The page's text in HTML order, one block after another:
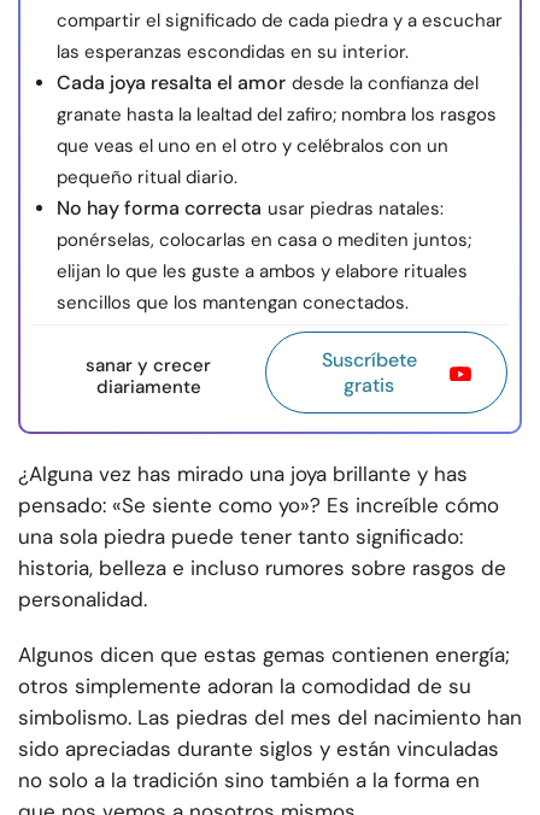
compartir el significado de cada piedra y a escuchar
las esperanzas escondidas en su interior.
Cada joya resalta el amor desde la confianza del
granate hasta la lealtad del zafiro; nombra los rasgos
que veas el uno en el otro y celébralos con un
pequeño ritual diario.
No hay forma correcta usar piedras natales:
ponérselas, colocarlas en casa o mediten juntos;
elijan lo que les guste a ambos y elabore rituales
sencillos que los mantengan conectados.
sanar y crecer
diariamente
Suscríbete
gratis
¿Alguna vez has mirado una joya brillante y has
pensado: «Se siente como yo»? Es increíble cómo
una sola piedra puede tener tanto significado:
historia, belleza e incluso rumores sobre rasgos de
personalidad.
Algunos dicen que estas gemas contienen energía;
otros simplemente adoran la comodidad de su
simbolismo. Las piedras del mes del nacimiento han
sido apreciadas durante siglos y están vinculadas
no solo a la tradición sino también a la forma en